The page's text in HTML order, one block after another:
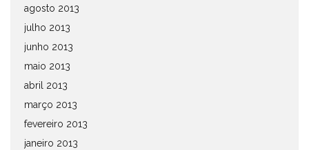
agosto 2013
julho 2013
junho 2013
maio 2013
abril 2013
março 2013
fevereiro 2013
janeiro 2013